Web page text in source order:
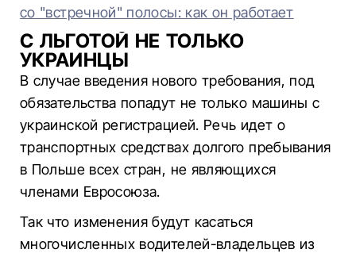
со "встречной" полосы: как он работает
С ЛЬГОТОЙ НЕ ТОЛЬКО
УКРАИНЦЫ
В случае введения нового требования, под
обязательства попадут не только машины с
украинской регистрацией. Речь идет о
транспортных средствах долгого пребывания
в Польше всех стран, не являющихся
членами Евросоюза.
Так что изменения будут касаться
многочисленных водителей-владельцев из